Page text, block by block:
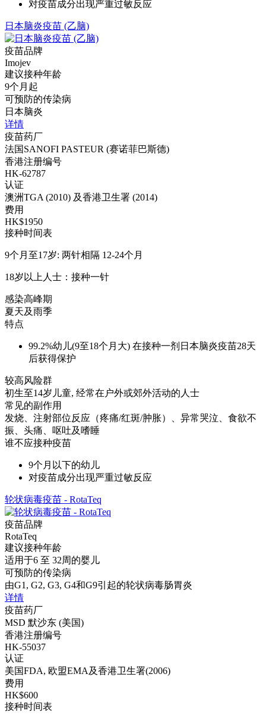
对疫苗成分出现严重过敏反应
日本脑炎疫苗 (乙脑)
疫苗品牌
Imojev
建议接种年龄
9个月起
可预防的传染病
日本脑炎
详情
疫苗药厂
法国SANOFI PASTEUR (赛诺菲巴斯德)
香港注册编号
HK-62787
认证
澳洲TGA (2010) 及香港卫生署 (2014)
费用
HK$1950
接种时间表
9个月至17岁: 两针相隔 12-24个月
18岁以上人士：接种一针
感染高峰期
夏天及雨季
特点
99.2%幼儿(9至18个月大) 在接种一剂日本脑炎疫苗28天
后获得保护
较高风险群
初生至14岁儿童, 经常在户外或郊外活动的人士
常见的副作用
发烧、注射部位反应（疼痛/红斑/肿胀）、异常哭泣、食欲不
振、头痛、呕吐及嗜睡
谁不应接种疫苗
9个月以下的幼儿
对疫苗成分出现严重过敏反应
轮状病毒疫苗 - RotaTeq
疫苗品牌
RotaTeq
建议接种年龄
适用于6 至 32周的婴儿
可预防的传染病
由G1, G2, G3, G4和G9引起的轮状病毒肠胃炎
详情
疫苗药厂
MSD 默沙东 (美国)
香港注册编号
HK-55037
认证
美国FDA, 欧盟EMA及香港卫生署(2006)
费用
HK$600
接种时间表